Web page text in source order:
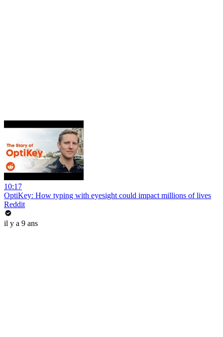
10:17
OptiKey: How typing with eyesight could impact millions of lives
Reddit
il y a 9 ans